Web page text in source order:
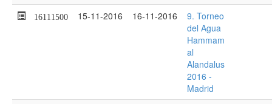
16111500 15-11-2016 16-11-2016
9. Torneo
del Agua
Hammam
al
Alandalus
2016 -
Madrid